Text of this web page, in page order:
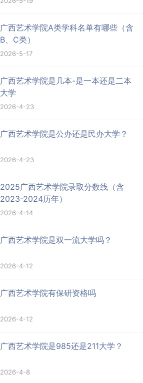
广西艺术学院A类学科名单有哪些（含
B、C类）
2026-5-17
广西艺术学院是几本-是一本还是二本
大学
2026-4-23
广西艺术学院是公办还是民办大学？
2026-4-23
2025广西艺术学院录取分数线（含
2023-2024历年）
2026-4-14
广西艺术学院是双一流大学吗？
2026-4-12
广西艺术学院有保研资格吗
2026-4-12
广西艺术学院是985还是211大学？
2026-4-8